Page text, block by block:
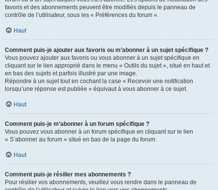
favoris et des abonnements peuvent être modifiés depuis le panneau de
contrôle de l’utilisateur, sous les « Préférences du forum ».
Haut
Comment puis-je ajouter aux favoris ou m’abonner à un sujet spécifique ?
Vous pouvez ajouter aux favoris ou vous abonner à un sujet spécifique en
cliquant sur le lien approprié dans le menu « Outils du sujet », situé en haut et
en bas des sujets et parfois illustré par une image.
Répondre à un sujet tout en cochant la case « Recevoir une notification
lorsqu’une réponse est publiée » équivaut à vous abonner à ce sujet.
Haut
Comment puis-je m’abonner à un forum spécifique ?
Vous pouvez vous abonner à un forum spécifique en cliquant sur le lien
« S’abonner au forum » situé en bas de la page du forum.
Haut
Comment puis-je résilier mes abonnements ?
Pour résilier vos abonnements, veuillez vous rendre dans le panneau de